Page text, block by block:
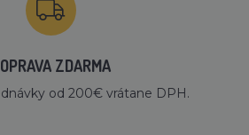
ZDARMA
od 200€ vrátane DPH.